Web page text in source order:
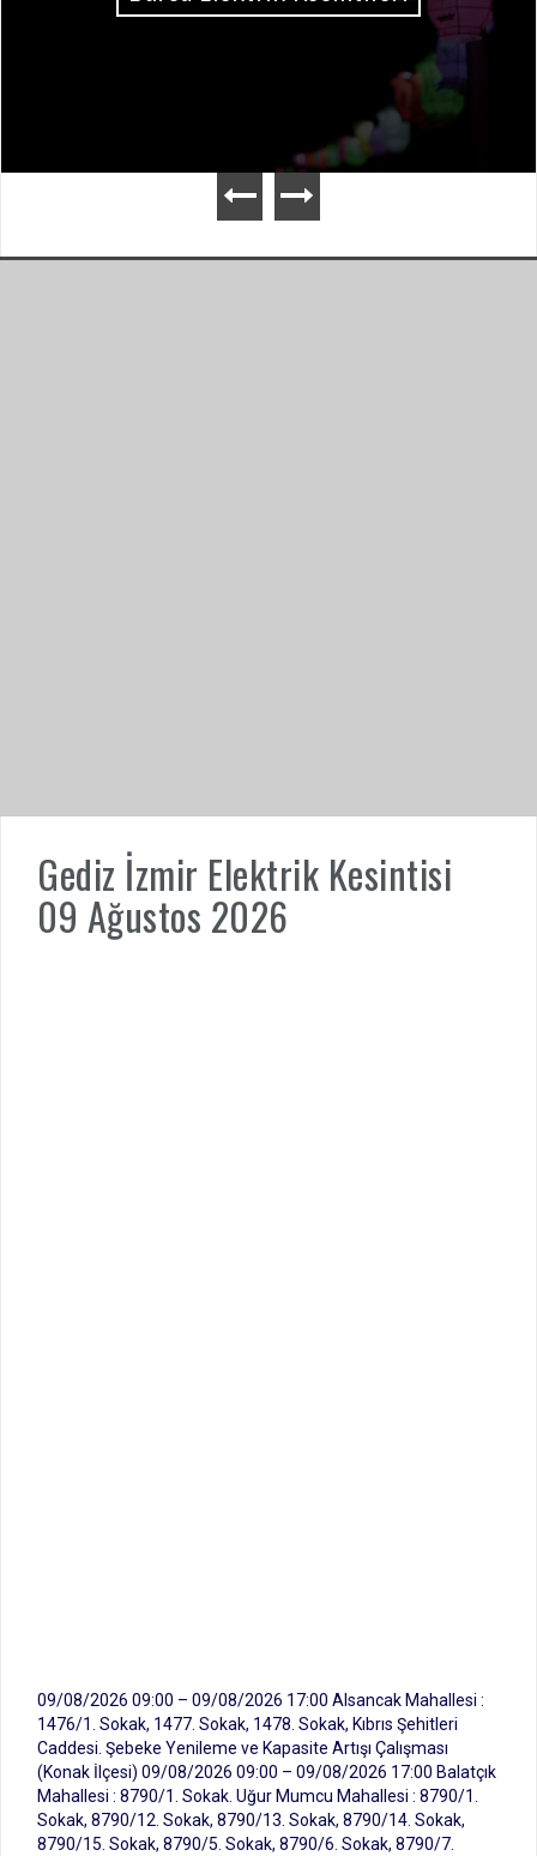
Gediz İzmir Elektrik Kesintisi
09 Ağustos 2026
09/08/2026 09:00 – 09/08/2026 17:00 Alsancak Mahallesi :
1476/1. Sokak, 1477. Sokak, 1478. Sokak, Kıbrıs Şehitleri
Caddesi. Şebeke Yenileme ve Kapasite Artışı Çalışması
(Konak İlçesi) 09/08/2026 09:00 – 09/08/2026 17:00 Balatçık
Mahallesi : 8790/1. Sokak. Uğur Mumcu Mahallesi : 8790/1.
Sokak, 8790/12. Sokak, 8790/13. Sokak, 8790/14. Sokak,
8790/15. Sokak, 8790/5. Sokak, 8790/6. Sokak, 8790/7.